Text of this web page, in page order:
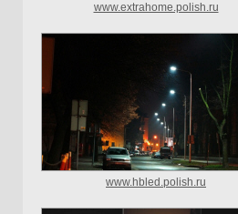
www.extrahome.polish.ru
www.hbled.polish.ru